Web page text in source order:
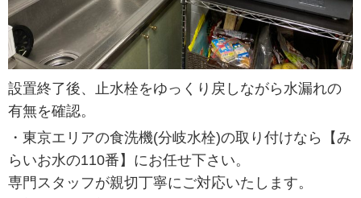
設置終了後、止水栓をゆっくり戻しながら水漏れの
有無を確認。
・東京エリアの食洗機(分岐水栓)の取り付けなら【み
らいお水の110番】にお任せ下さい。
専門スタッフが親切丁寧にご対応いたします。